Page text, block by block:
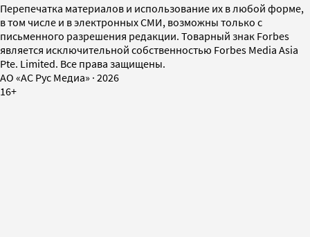
Перепечатка материалов и использование их в любой форме,
в том числе и в электронных СМИ, возможны только с
письменного разрешения редакции. Товарный знак Forbes
является исключительной собственностью Forbes Media Asia
Pte. Limited. Все права защищены.
AO «АС Рус Медиа» · 2026
16+